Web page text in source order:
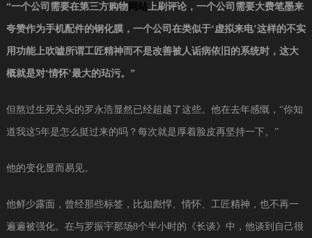
“一个公司需要在第三方购物网站 上刷评论，一个公司需要大费笔墨来
夸赞作为手机配件的钢化膜，一个公司在类似于‘虚拟来电’这样的不实
用功能上吹嘘所谓工匠精神而不是改善被人诟病依旧的系统时，这大
概就是对‘情怀’最大的玷污。”
但熬过生死关头的罗永浩显然已经超越了这些。他在去年感慨，“你知
道我这5年是怎么挺过来的吗？每次就是厚着脸皮再坚持一下。”
他的变化显而易见。
他鲜少露面，曾经那些标签，比如彪悍、情怀、工匠精神，也不再一
遍遍被强化。在与罗振宇那场8个半小时的《长谈》中，他谈到自己很